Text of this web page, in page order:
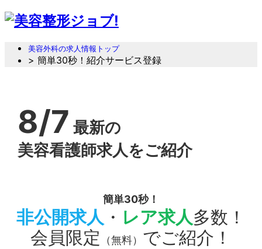
美容外科の求人情報トップ
> 簡単30秒！紹介サービス登録
8/7 最新の
美容看護師求人をご紹介
簡単30秒！
非公開求人 ・ レア求人多数！
会員限定
（無料） でご紹介！